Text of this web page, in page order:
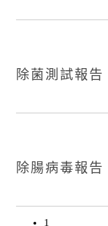
除菌測試報告
除腸病毒報告
1